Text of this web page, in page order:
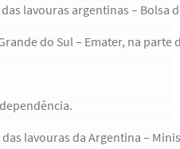
lavouras argentinas – Bolsa
do Sul – Emater, na parte
lavouras da Argentina –